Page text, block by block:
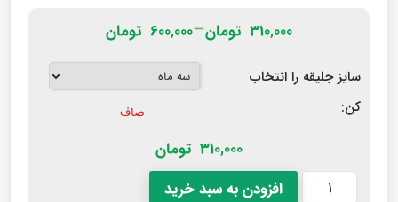
۳۱۰,۰۰۰ تومان–۶۰۰,۰۰۰ تومان
سایز جلیقه را انتخاب
کن:
صاف
310,000 تومان
افزودن به سبد خرید